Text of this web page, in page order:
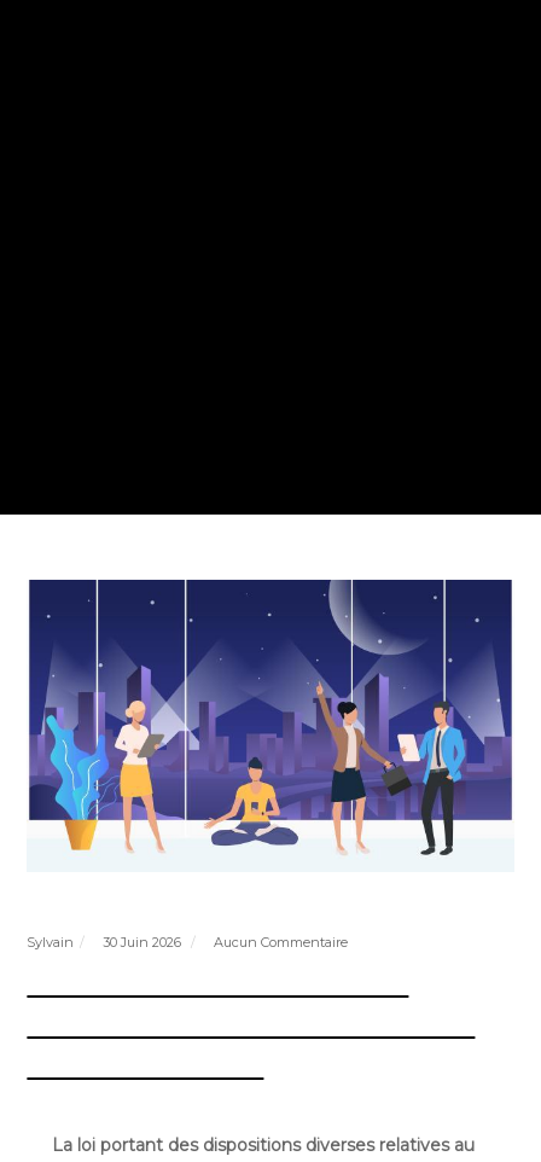
Sylvain 30 Juin 2026 Aucun Commentaire
La loi portant des dispositions diverses relatives au